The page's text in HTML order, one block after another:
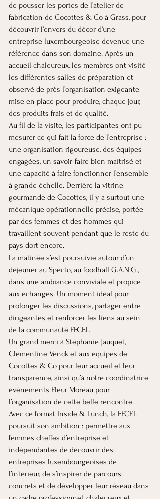
de pousser les portes de l’atelier de
fabrication de Cocottes & Co à Grass, pour
découvrir l’envers du décor d’une
entreprise luxembourgeoise devenue une
référence dans son domaine. Après un
accueil chaleureux, les membres ont visité
les différentes salles de préparation et
observé de près l’organisation exigeante
mise en place pour produire, chaque jour,
des produits frais et de qualité.
Au fil de la visite, les participantes ont pu
mesurer ce qui fait la force de l’entreprise :
une organisation rigoureuse, des équipes
engagées, un savoir-faire bien maîtrisé et
une capacité à faire fonctionner l’ensemble
à grande échelle. Derrière la vitrine
gourmande de Cocottes, il y a surtout une
mécanique opérationnelle précise, portée
par des femmes et des hommes qui
travaillent souvent pendant que le reste du
pays dort encore.
La matinée s’est poursuivie autour d’un
déjeuner au Specto, au foodhall G.A.N.G.,
dans une ambiance conviviale et propice
aux échanges. Un moment idéal pour
prolonger les discussions, partager entre
dirigeantes et renforcer les liens au sein
de la communauté FFCEL.
Un grand merci à Stéphanie Jauquet,
Clémentine Venck et aux équipes de
Cocottes & Co pour leur accueil et leur
transparence, ainsi qu’à notre coordinatrice
événements Fleur Moreau pour
l’organisation de cette belle rencontre.
Avec ce format Inside & Lunch, la FFCEL
poursuit son ambition : permettre aux
femmes cheffes d’entreprise et
indépendantes de découvrir des
entreprises luxembourgeoises de
l’intérieur, de s’inspirer de parcours
concrets et de développer leur réseau dans